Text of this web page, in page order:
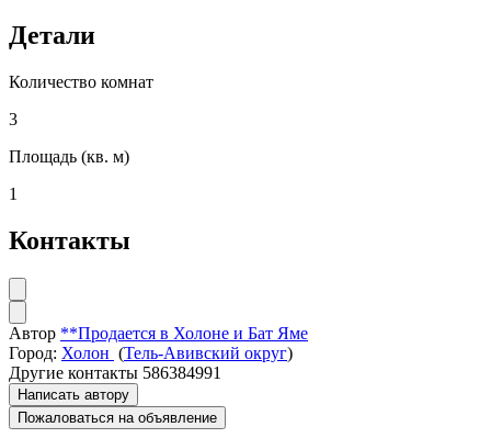
Детали
Количество комнат
3
Площадь (кв. м)
1
Контакты
Автор **Продается в Холоне и Бат Яме
Город: Холон (Тель-Авивский округ)
Другие контакты 586384991
Написать автору
Пожаловаться на объявление